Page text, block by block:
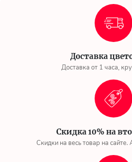
Доставка
Доставка от 1 часа,
Скидка 10% на
Скидки на весь товар на